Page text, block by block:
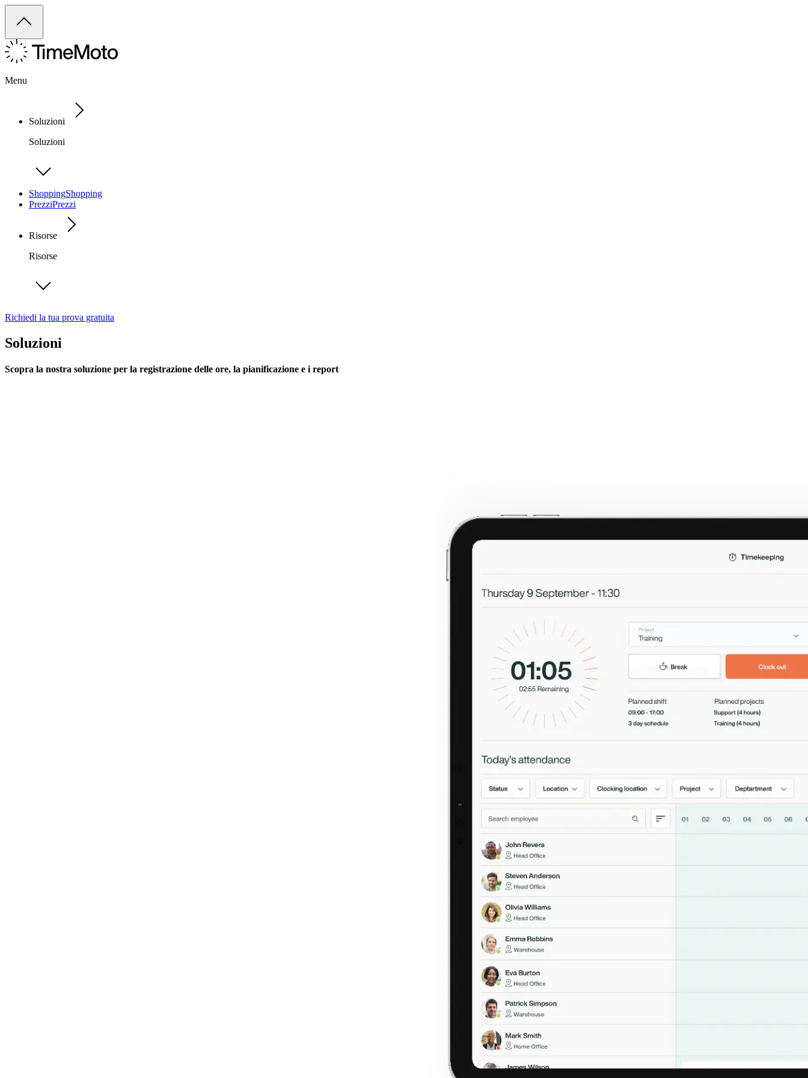
Menu
Soluzioni
Soluzioni
ShoppingShopping
PrezziPrezzi
Risorse
Risorse
Richiedi la tua prova gratuita
Soluzioni
Scopra la nostra soluzione per la registrazione delle ore, la pianificazione e i report